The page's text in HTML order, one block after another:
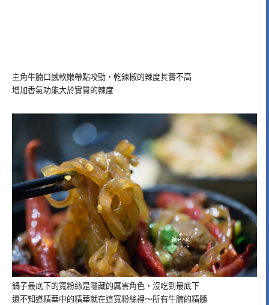
主角牛腩口感軟嫩帶點咬勁，乾辣椒的辣度其實不高
增加香氣功能大於實質的辣度
鍋子最底下的寬粉絲是隱藏的厲害角色，沒吃到最底下
還不知道精華中的精華就在這寬粉絲裡～所有牛腩的精髓